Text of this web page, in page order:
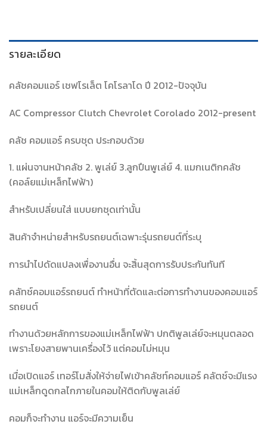
รายละเอียด
คลัชคอมแอร์ เชฟโรเล็ต โคโรลาโด ปี 2012-ปัจจุบัน
AC Compressor Clutch Chevrolet Corolado 2012-present
คลัช คอมแอร์ ครบชุด ประกอบด้วย
1. แผ่นจานหน้าคลัช 2. พูเล่ย์ 3.ลูกปืนพูเล่ย์ 4. แมกเนติกคลัช
(คอล์ยแม่เหล็กไฟฟ้า)
สำหรับเปลี่ยนใส่ แบบยกชุดเท่านั้น
สินค้าจำหน่ายสำหรับรถยนต์เฉพาะรุ่นรถยนต์ที่ระบุ
การนำไปดัดแปลงเพื่องานอื่น จะสิ้นสุดการรับประกันทันที
คลัทช์คอมแอร์รถยนต์ ทำหน้าที่ตัดและต่อการทำงานของคอมแอร์
รถยนต์
ทำงานด้วยหลักการของแม่เหล็กไฟฟ้า ปกติพูลเล่ย์จะหมุนตลอด
เพราะโยงสายพานเครื่องไว้ แต่คอมไม่หมุน
เมื่อเปิดแอร์ เทอร์โมสั่งให้จ่ายไฟเข้าคลัชท์คอมแอร์ คลัตช์จะมีแรง
แม่เหล็กดูดกลไกภายในคอมให้ติดกับพูลเล่ย์
คอมก็จะทำงาน แอร์จะมีความเย็น